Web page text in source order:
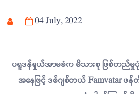
04 July, 2022
ပရူဒန်ရှယ်အာမခံက မိသားစု ဖြစ်တည်
အနေဖြင့် ဒစ်ဂျစ်တယ် Famvatar